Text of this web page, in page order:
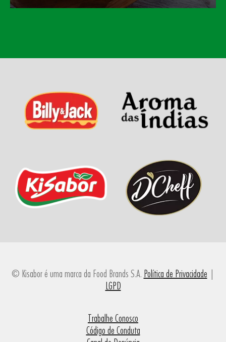
© Kisabor é uma marca da Food Brands S.A. Política de Privacidade |
LGPD
Trabalhe Conosco
Código de Conduta